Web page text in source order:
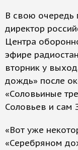
В свою очередь
директор
Центра
эфире
вторник у
дождь» после
«Соловьиные
Соловьев и сам
«Вот уже
«Серебряном